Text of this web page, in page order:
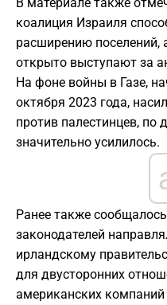
коалиция Израиля
расширению поселений,
открыто выступают за
На фоне войны в Газе,
октября 2023 года,
против палестинцев, по
значительно усилилось.
Ранее также
законодателей
ирландскому
для двусторонних
американских компаний